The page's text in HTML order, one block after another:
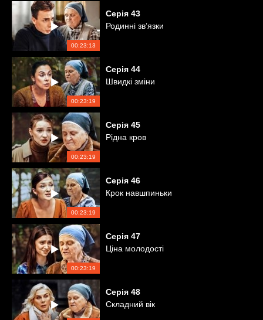
00:23:13
Серія 43
Родинні зв’язки
00:23:19
Серія 44
Швидкі зміни
00:23:19
Серія 45
Рідна кров
00:23:19
Серія 46
Крок навшпиньки
00:23:19
Серія 47
Ціна молодості
Серія 48
Складний вік